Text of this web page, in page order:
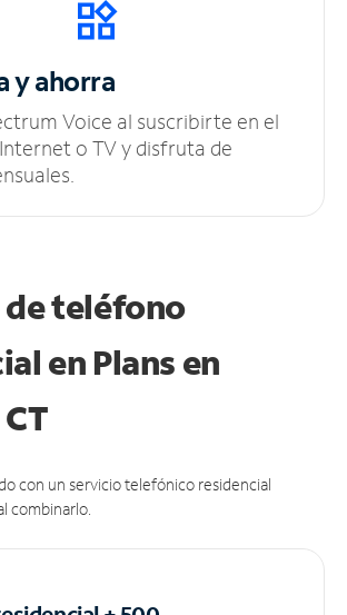
y ahorra
Voice al suscribirte en el
o TV y disfruta de
teléfono
en Plans en
con un servicio telefónico residencial
combinarlo.